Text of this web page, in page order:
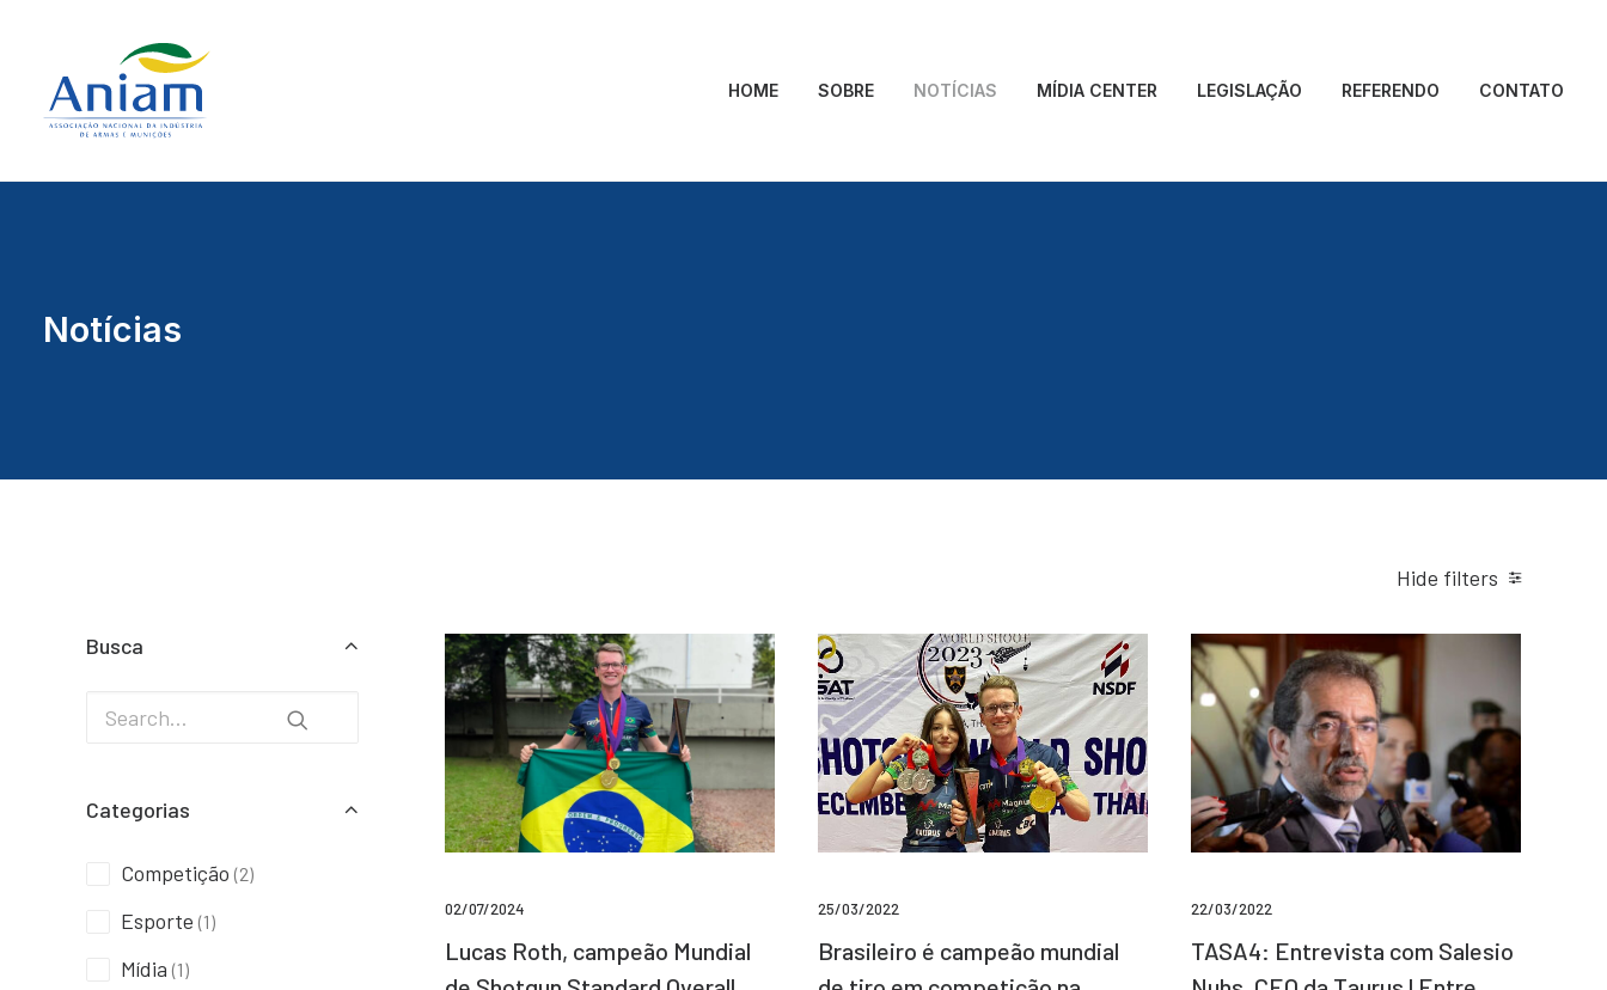
HOME SOBRE NOTÍCIAS MÍDIA CENTER LEGISLAÇÃO REFERENDO CONTATO
Notícias
Hide filters
Busca
Categorias
Competição (2)
Esporte (1)
Mídia (1)
02/07/2024
Lucas Roth, campeão Mundial
25/03/2022
Brasileiro é campeão mundial
22/03/2022
TASA4: Entrevista com Salesio